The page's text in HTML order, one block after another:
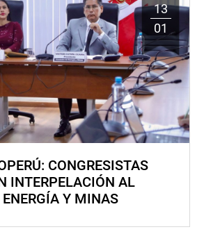
13
01
CONGRESISTAS
INTERPELACIÓN AL
Y MINAS